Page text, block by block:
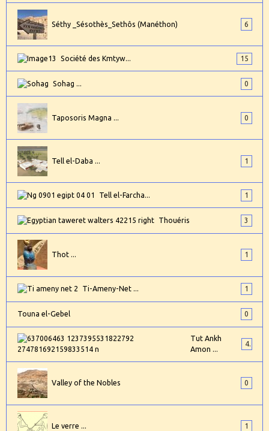
Séthy _Sésothès_Sethôs (Manéthon) 6
Société des Kmtyw... 15
Sohag ... 0
Taposoris Magna ... 0
Tell el-Daba ... 1
Tell el-Farcha... 1
Thouéris 3
Thot ... 1
Ti-Ameny-Net ... 1
Touna el-Gebel 0
Tut Ankh
Amon ...
4
Valley of the Nobles 0
Le verre ... 1